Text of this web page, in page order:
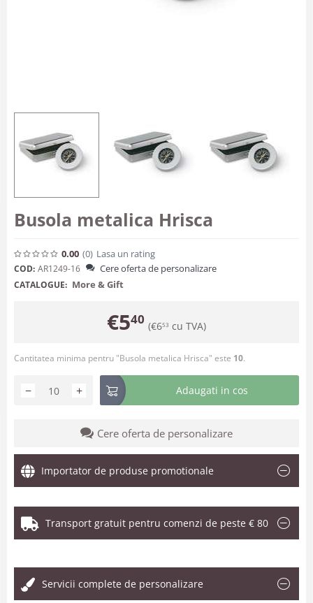
Busola metalica Hrisca
0.00 (0) Lasa un rating
COD: AR1249-16 Cere oferta de personalizare
CATALOGUE: More & Gift
€540 (€653 cu TVA)
Cantitatea minima pentru "Busola metalica Hrisca" este 10.
+
− Adaugati in cos
Cere oferta de personalizare
Importator de produse promotionale
Transport gratuit pentru comenzi de peste € 80
Servicii complete de personalizare